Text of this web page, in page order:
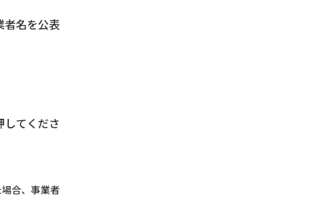
者名を公表
てくださ
合、事業者